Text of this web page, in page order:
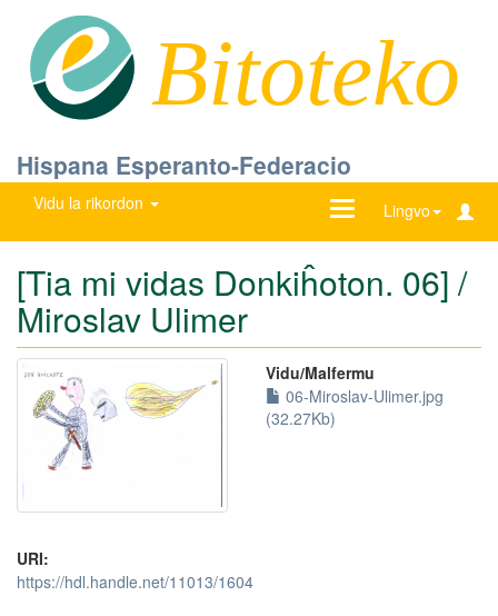
Bitoteko
Hispana Esperanto-Federacio
Vidu la rikordon Lingvo
Ŝanĝu
[Tia mi vidas Donkiĥoton. 06] /
Miroslav Ulimer
Vidu/Malfermu
06-Miroslav-Ulimer.jpg
(32.27Kb)
URI:
https://hdl.handle.net/11013/1604